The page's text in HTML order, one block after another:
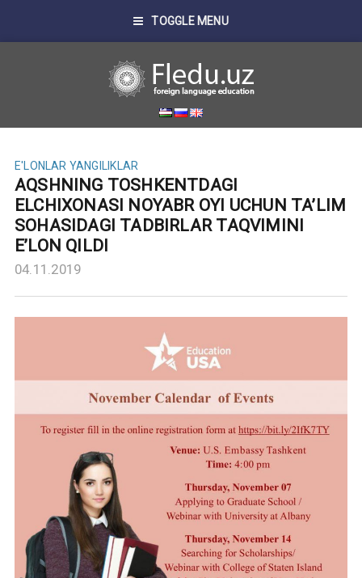
TOGGLE MENU
E'LONLAR YANGILIKLAR
AQSHNING TOSHKENTDAGI
ELCHIXONASI NOYABR OYI UCHUN TA’LIM
SOHASIDAGI TADBIRLAR TAQVIMINI
E’LON QILDI
04.11.2019